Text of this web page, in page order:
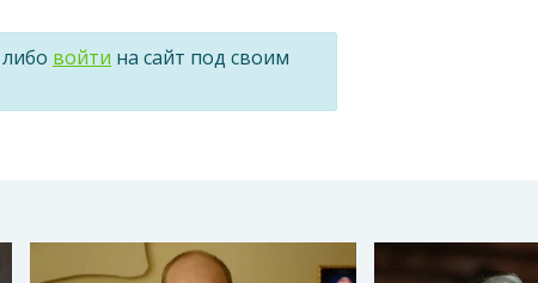
либо войти на сайт под своим